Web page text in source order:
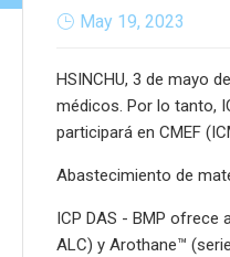
May 19, 2023
HSINCHU, 3 de mayo
médicos. Por lo tanto,
participará en CMEF
Abastecimiento de
ICP DAS - BMP ofrece
ALC) y Arothane™